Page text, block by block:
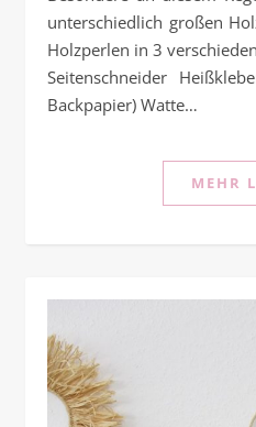
unterschiedlich großen
Holzperlen in 3
Seitenschneider
Backpapier) Watte…
MEHR